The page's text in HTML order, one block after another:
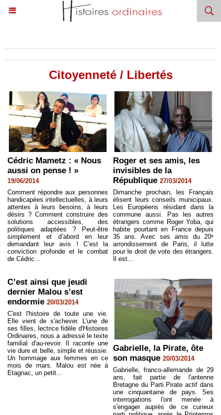
Citoyenneté / Libertés
Cédric Mametz : « Nous
aussi on pense ! »
19/06/2014
Comment répondre aux personnes
handicapées intellectuelles, à leurs
attentes à leurs besoins, à leurs
désirs ? Comment construire des
solutions accessibles, des
politiques adaptées ? Peut-être
simplement et d’abord en leur
demandant leur avis ! C’est la
conviction profonde et le combat
de Cédric...
Roger et ses amis, les
invisibles de la
République 27/03/2014
Dimanche prochain, les Français
élisent leurs conseils municipaux.
Les Européens résidant dans la
commune aussi. Pas les autres
étrangers comme Roger Yoba, qui
habite pourtant en France depuis
35 ans. Avec ses amis du 20ᵉ
arrondissement de Paris, il lutte
pour le droit de vote des étrangers.
Il est...
C’est ainsi que jeudi
dernier Malou s’est
endormie 20/03/2014
C'est l'histoire de toute une vie.
Elle vient de s'achever. L'une de
ses filles, lectrice fidèle d'Histoires
Ordinaires, nous a adressé le texte
familial d'au-revoir. Il raconte une
vie dure et belle, simple et réussie.
Un hommage aux femmes en ce
mois de mars. Malou est née à
Etagnac, un petit...
Gabrielle, la Pirate, ôte
son masque 20/03/2014
Gabrielle, franco-allemande de 29
ans, fait partie de l'antenne
Bretagne du Parti Pirate actif dans
une cinquantaine de pays. Ses
interrogations l'ont menée à
s'engager auprès de ce curieux